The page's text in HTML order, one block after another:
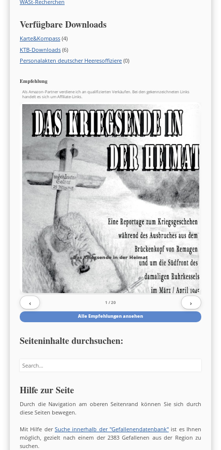
WASt-Recherchen
Verfügbare Downloads
Karte&Kompass (4)
KTB-Downloads (6)
Personalakten deutscher Heeresoffiziere (0)
Empfehlung
Als Amazon-Partner verdiene ich an qualifizierten Verkäufen. Bei den gekennzeichneten Links
handelt es sich um Affiliate-Links.
Das Kriegsende in der Heimat
‹ 1 / 20 ›
Alle Empfehlungen ansehen
Seiteninhalte durchsuchen:
Search
Hilfe zur Seite
Durch die Navigation am oberen Seitenrand können Sie sich durch
diese Seiten bewegen.
Mit Hilfe der Suche innerhalb der "Gefallenendatenbank" ist es Ihnen
möglich, gezielt nach einem der 2383 Gefallenen aus der Region zu
suchen.